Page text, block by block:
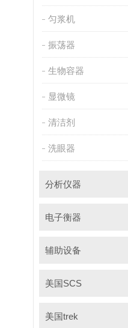
匀浆机
振荡器
生物容器
显微镜
清洁剂
洗眼器
分析仪器
电子衡器
辅助设备
美国SCS
美国trek